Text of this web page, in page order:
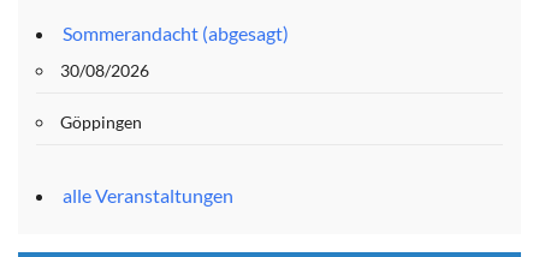
Sommerandacht (abgesagt)
30/08/2026
Göppingen
alle Veranstaltungen